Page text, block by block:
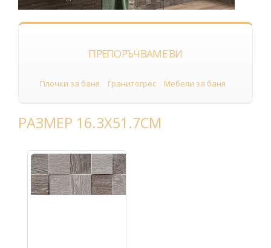
ПРЕПОРЪЧВАМЕ ВИ
Плочки за баня Гранитогрес Мебели за баня
РАЗМЕР 16.3Х51.7СМ